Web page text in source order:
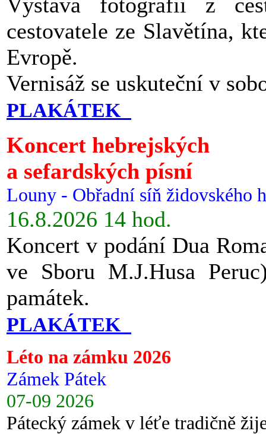
cestovatele ze Slavětína,
Evropě.
Vernisáž se uskuteční v
PLAKÁTEK
Koncert hebrejských
a sefardských písní
Louny - Obřadní síň židovského
16.8.2026 14 hod.
Koncert v podání Dua
ve Sboru M.J.Husa
památek.
PLAKÁTEK
Léto na zámku 2026
Zámek Pátek
07-09 2026
Pátecký zámek v léťe tradičně